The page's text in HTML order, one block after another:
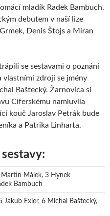
mladík Radek Bambuch.
debutem v naší lize
Denis Štojs a Miran
se sestavami o poznání
vlastními zdroji se jmény
Baštecký. Žarnovica si
Cíferskému namluvila
kouč Jaroslav Petrák bude
a Patrika Linharta.
Martin Málek, 3 Hynek
Bambuch
Jakub Exler, 6 Michal Baštecký,